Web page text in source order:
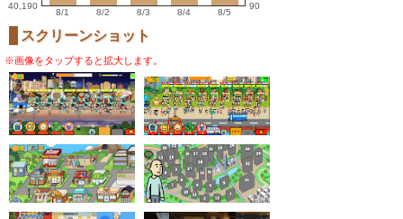
40,190
8/1 8/2 8/3 8/4 8/5
90
スクリーンショット
※画像をタップすると拡大します。